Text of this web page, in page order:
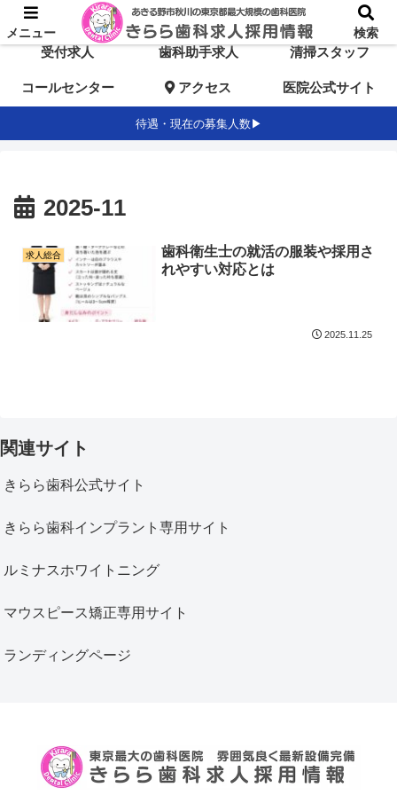
TOP 歯科医師求人 歯科衛生士求人
受付求人 歯科助手求人 清掃スタッフ
コールセンター アクセス 医院公式サイト
待遇・現在の募集人数▶
2025-11
求人総合
歯科衛生士の就活の服装や採用さ
れやすい対応とは
2025.11.25
関連サイト
きらら歯科公式サイト
きらら歯科インプラント専用サイト
ルミナスホワイトニング
マウスピース矯正専用サイト
ランディングページ
メニュー 検索